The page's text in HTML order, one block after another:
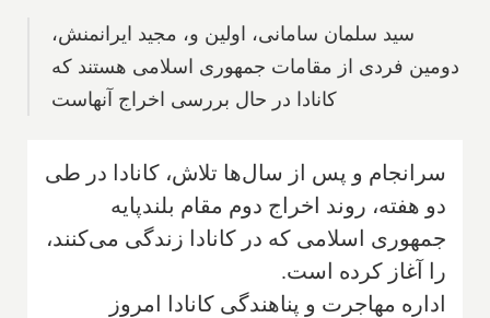
سید سلمان سامانی، اولین و، مجید ایرانمنش،
دومین فردی از مقامات جمهوری اسلامی هستند که
کانادا در حال بررسی اخراج آنهاست
سرانجام و پس از سال‌ها تلاش، کانادا در طی
دو هفته، روند اخراج دوم مقام بلندپایه
جمهوری اسلامی که در کانادا زندگی می‌کنند،
را آغاز کرده است.
اداره مهاجرت و پناهندگی کانادا امروز